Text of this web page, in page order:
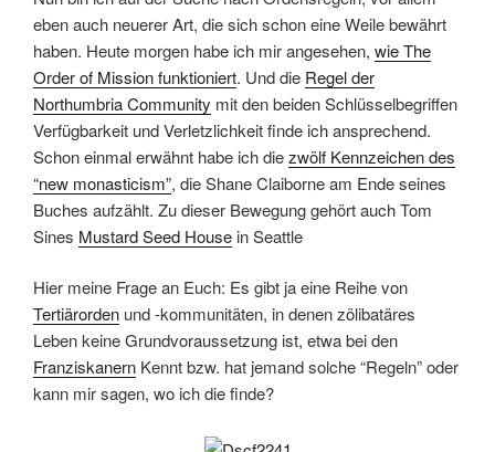
eben auch neuerer Art, die sich schon eine Weile bewährt
haben. Heute morgen habe ich mir angesehen, wie The
Order of Mission funktioniert. Und die Regel der
Northumbria Community mit den beiden Schlüsselbegriffen
Verfügbarkeit und Verletzlichkeit finde ich ansprechend.
Schon einmal erwähnt habe ich diezwölf Kennzeichen des
“new monasticism”, die Shane Claiborne am Ende seines
Buches aufzählt. Zu dieser Bewegung gehört auch Tom
Sines Mustard Seed House in Seattle
Hier meine Frage an Euch: Es gibt ja eine Reihe von
Tertiärorden und -kommunitäten, in denen zölibatäres
Leben keine Grundvoraussetzung ist, etwa bei den
Franziskanern Kennt bzw. hat jemand solche “Regeln” oder
kann mir sagen, wo ich die finde?